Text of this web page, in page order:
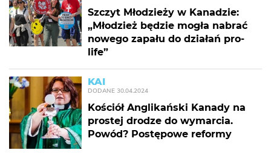
Szczyt Młodzieży w Kanadzie:
„Młodzież będzie mogła nabrać
nowego zapału do działań pro-
life”
KAI
DODANE 30.04.2024
Kościół Anglikański Kanady na
prostej drodze do wymarcia.
Powód? Postępowe reformy